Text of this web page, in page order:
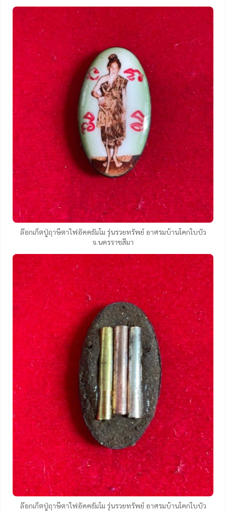
ล๊อกเก็ตปู่ฤาษีตาไฟอัคคธัมโม รุ่นรวยทรัพย์ อาศรมบ้านโคกใบบัว
จ.นครราชสีมา
ล๊อกเก็ตปู่ฤาษีตาไฟอัคคธัมโม รุ่นรวยทรัพย์ อาศรมบ้านโคกใบบัว